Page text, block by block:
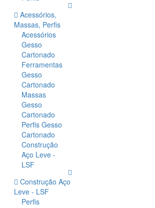
Acessórios,
Massas, Perfis
Acessórios
Gesso
Cartonado
Ferramentas
Gesso
Cartonado
Massas
Gesso
Cartonado
Perfis Gesso
Cartonado
Construção
Aço Leve -
LSF
Construção Aço
Leve - LSF
Perfis